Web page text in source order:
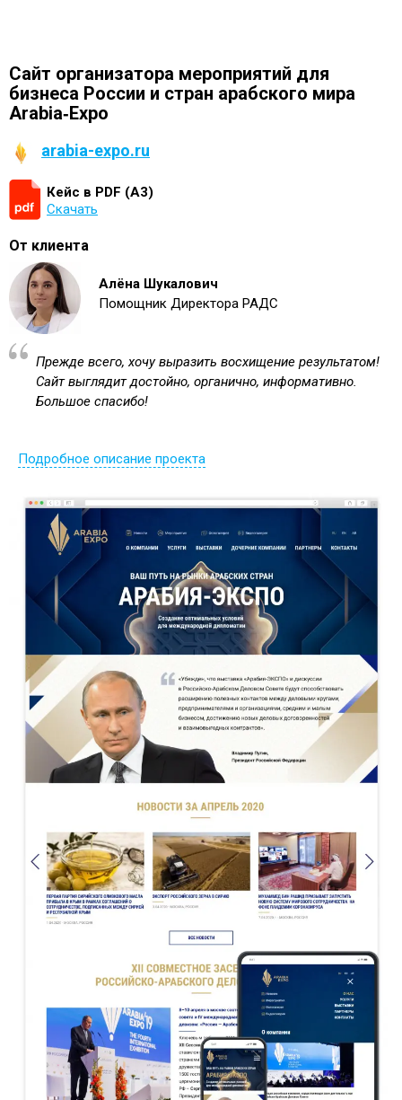
Сайт организатора мероприятий для
бизнеса России и стран арабского мира
Arabia‑Expo
arabia-expo.ru
Кейс в PDF (А3)
Скачать
От клиента
Алёна Шукалович
Помощник Директора РАДС
Прежде всего, хочу выразить восхищение результатом!
Сайт выглядит достойно, органично, информативно.
Большое спасибо!
Подробное описание проекта